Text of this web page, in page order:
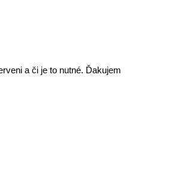
a či je to nutné. Ďakujem